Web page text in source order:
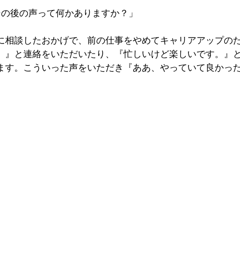
後の声って何かありますか？」
相談したおかげで、前の仕事をやめてキャリアアップの
』と連絡をいただいたり、『忙しいけど楽しいです。』
す。こういった声をいただき『ああ、やっていて良かっ